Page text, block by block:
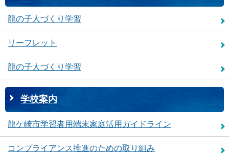
龍の子人づくり学習
リーフレット
龍の子人づくり学習
学校案内
龍ケ崎市学習者用端末家庭活用ガイドライン
コンプライアンス推進のための取り組み